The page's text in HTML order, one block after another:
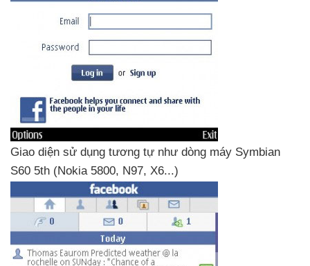
Giao diện sử dụng tương tự như dòng máy Symbian
S60 5th (Nokia 5800, N97, X6...)